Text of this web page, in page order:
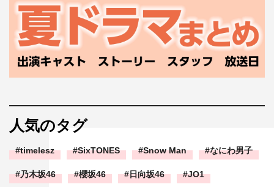
人気のタグ
timelesz SixTONES Snow Man なにわ男子
乃木坂46 櫻坂46 日向坂46 JO1